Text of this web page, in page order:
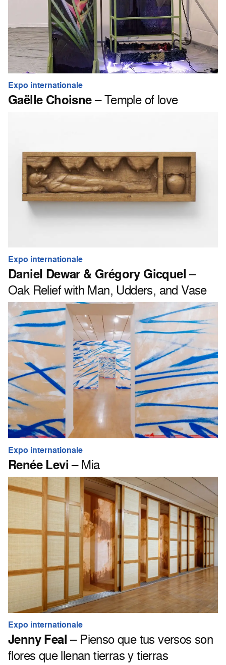
Expo internationale
Gaëlle Choisne– Temple of love
Expo internationale
Daniel Dewar & Grégory Gicquel–
Oak Relief with Man, Udders, and Vase
Expo internationale
Renée Levi– Mia
Expo internationale
Jenny Feal– Pienso que tus versos son
flores que llenan tierras y tierras